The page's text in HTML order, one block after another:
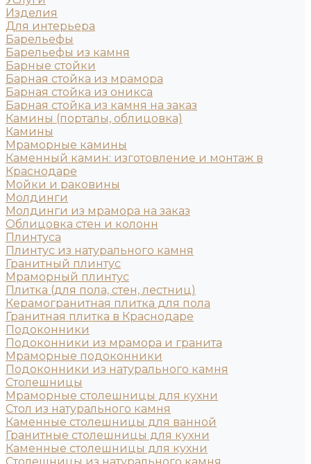
Изделия
Для интерьера
Барельефы
Барельефы из камня
Барные стойки
Барная стойка из мрамора
Барная стойка из оникса
Барная стойка из камня на заказ
Камины (порталы, облицовка)
Камины
Мраморные камины
Каменный камин: изготовление и монтаж в
Краснодаре
Мойки и раковины
Молдинги
Молдинги из мрамора на заказ
Облицовка стен и колонн
Плинтуса
Плинтус из натурального камня
Гранитный плинтус
Мраморный плинтус
Плитка (для пола, стен, лестниц)
Керамогранитная плитка для пола
Гранитная плитка в Краснодаре
Подоконники
Подоконники из мрамора и гранита
Мраморные подоконники
Подоконники из натурального камня
Столешницы
Мраморные столешницы для кухни
Стол из натурального камня
Каменные столешницы для ванной
Гранитные столешницы для кухни
Каменные столешницы для кухни